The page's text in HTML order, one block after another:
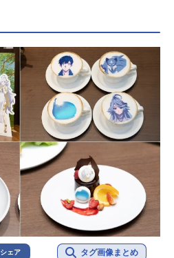
シェア タグ画像まとめ